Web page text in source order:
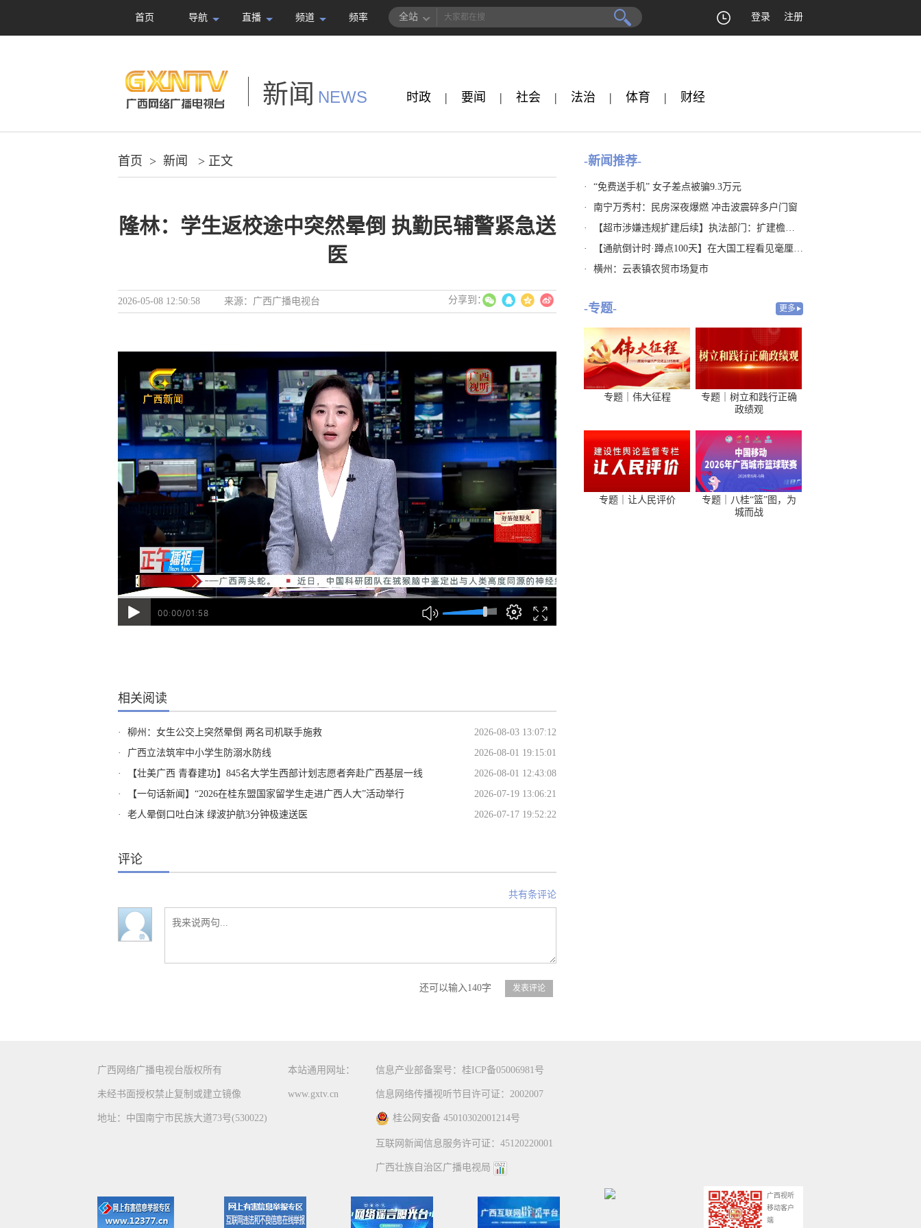
首页 导航 直播 频道 频率 全站 登录 注册
新闻 NEWS 时政 | 要闻 | 社会 | 法治 | 体育 | 财经
首页 > 新闻 > 正文
隆林：学生返校途中突然晕倒 执勤民辅警紧急送
医
2026-05-08 12:50:58 来源： 广西广播电视台
00:00/01:58
相关阅读
· 柳州：女生公交上突然晕倒 两名司机联手施救
2026-08-03 13:07:12
·
广西立法筑牢中小学生防溺水防线
2026-08-01 19:15:01
·
【壮美广西 青春建功】845名大学生西部计划志愿者奔赴广西基层一线
2026-08-01 12:43:08
·
【一句话新闻】“2026在桂东盟国家留学生走进广西人大”活动举行
2026-07-19 13:06:21
·
老人晕倒口吐白沫 绿波护航3分钟极速送医 2026-07-17 19:52:22
评论
共有条评论
还可以输入140字
-新闻推荐-
·
“免费送手机” 女子差点被骗9.3万元
·
南宁万秀村：民房深夜爆燃 冲击波震碎多户门窗
·
【超市涉嫌违规扩建后续】执法部门：扩建檐廊涉嫌违建 是否占地有待认定
·
【通航倒计时·蹲点100天】在大国工程看见毫厘之“精”
·
横州：云表镇农贸市场复市
-专题- 更多
专题｜伟大征程
专题｜树立和践行正确
政绩观
专题｜让人民评价
专题｜八桂“篮”图，为
城而战
广西网络广播电视台版权所有
未经书面授权禁止复制或建立镜像
地址：中国南宁市民族大道73号(530022)
本站通用网址：
www.gxtv.cn
信息产业部备案号：桂ICP备05006981号
信息网络传播视听节目许可证：2002007
桂公网安备 45010302001214号
互联网新闻信息服务许可证：45120220001
广西壮族自治区广播电视局
广西视听
移动客户
端